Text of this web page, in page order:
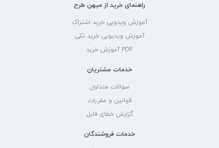
راهنمای خرید از میهن طرح
آموزش ویدویی خرید اشتراک
آموزش ویدیویی خرید تکی
PDF آموزش خرید
خدمات مشتریان
سوالات متداول
قوانین و مقررات
گزارش خطای فایل
خدمات فروشندگان